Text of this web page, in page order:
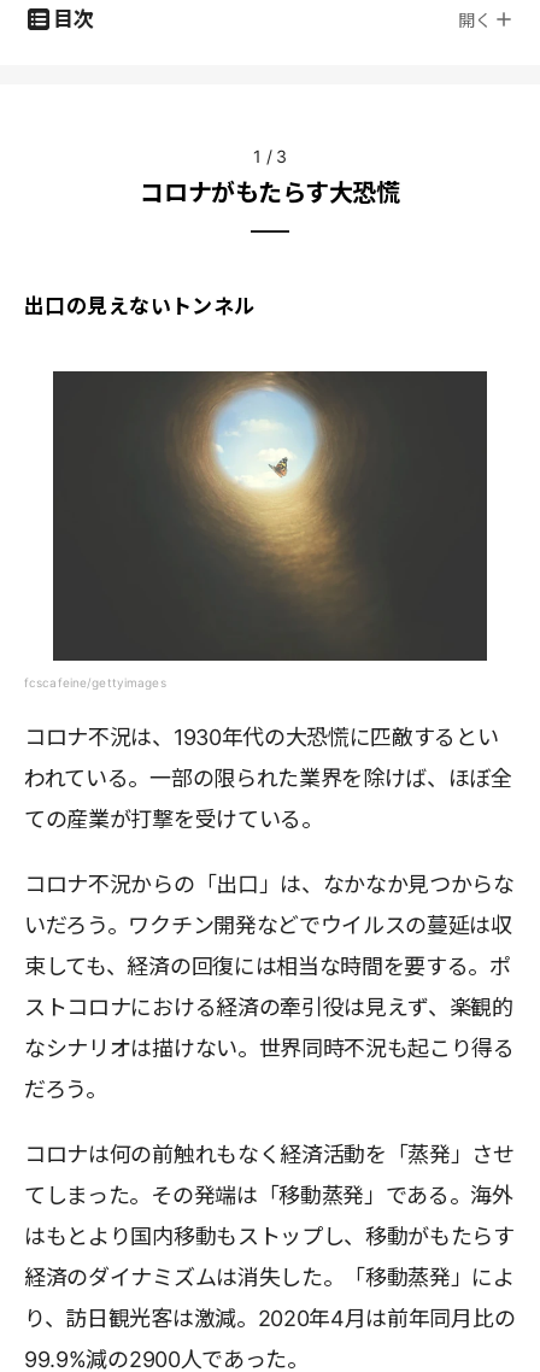
目次 開く
1 / 3
コロナがもたらす大恐慌
出口の見えないトンネル
fcscafeine/gettyimages
コロナ不況は、1930年代の大恐慌に匹敵するとい
われている。一部の限られた業界を除けば、ほぼ全
ての産業が打撃を受けている。
コロナ不況からの「出口」は、なかなか見つからな
いだろう。ワクチン開発などでウイルスの蔓延は収
束しても、経済の回復には相当な時間を要する。ポ
ストコロナにおける経済の牽引役は見えず、楽観的
なシナリオは描けない。世界同時不況も起こり得る
だろう。
コロナは何の前触れもなく経済活動を「蒸発」させ
てしまった。その発端は「移動蒸発」である。海外
はもとより国内移動もストップし、移動がもたらす
経済のダイナミズムは消失した。「移動蒸発」によ
り、訪日観光客は激減。2020年4月は前年同月比の
99.9%減の2900人であった。